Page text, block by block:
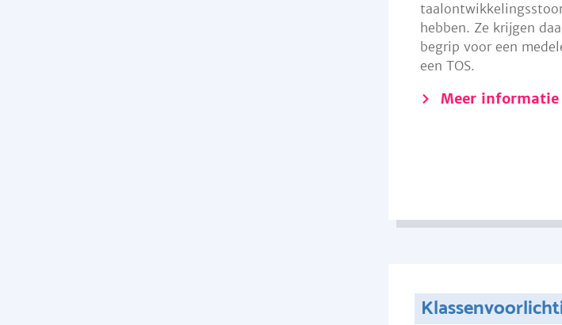
hebben. Ze krijgen
begrip voor een
een TOS.
Meer informatie